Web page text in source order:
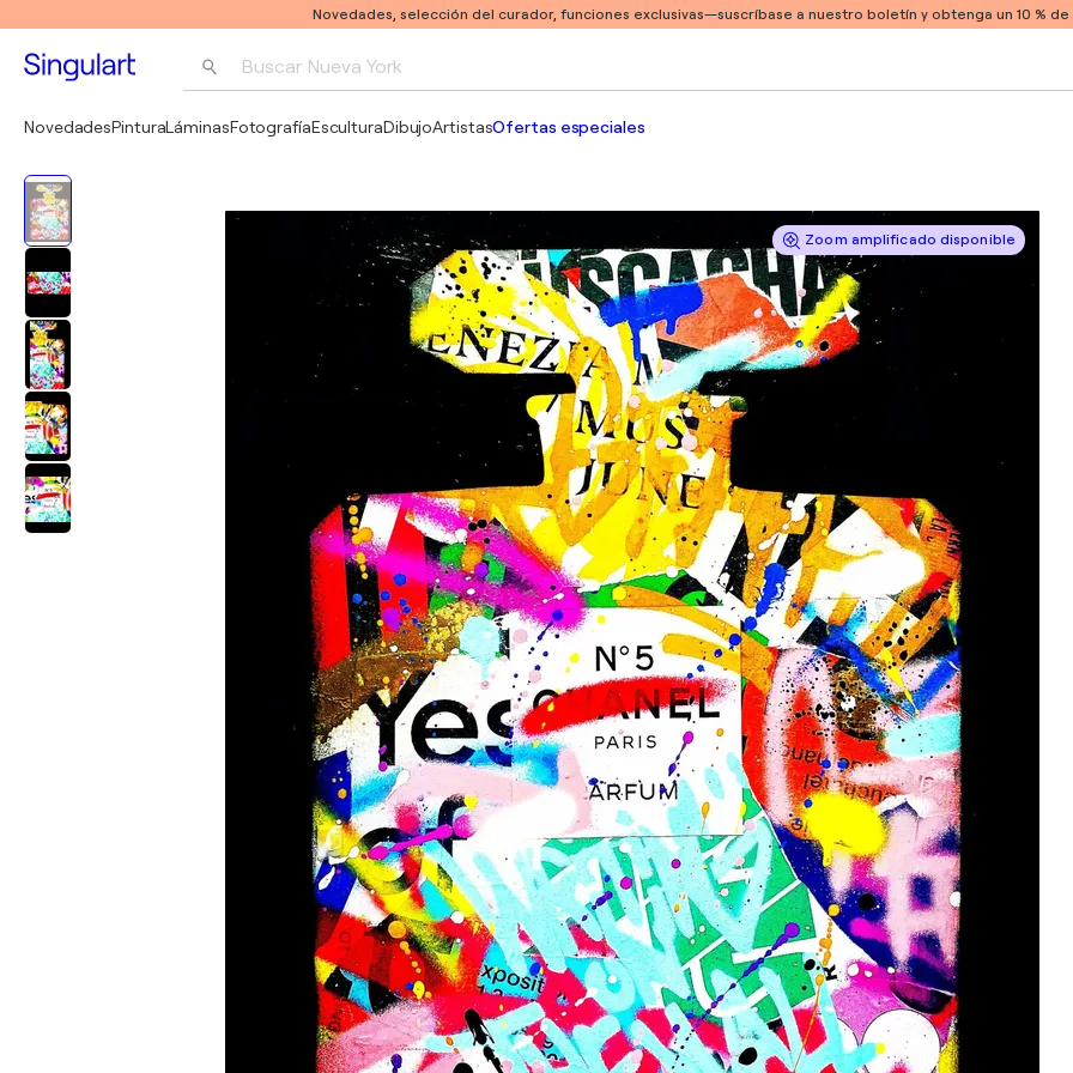
Novedades, selección del curador, funciones exclusivas—suscríbase a nuestro boletín y obtenga un 10 %
Buscar Nueva York
Pablo Picasso
NovedadesPinturaLáminasFotografíaEsculturaDibujoArtistasOfertas especiales
Zoom amplificado disponible